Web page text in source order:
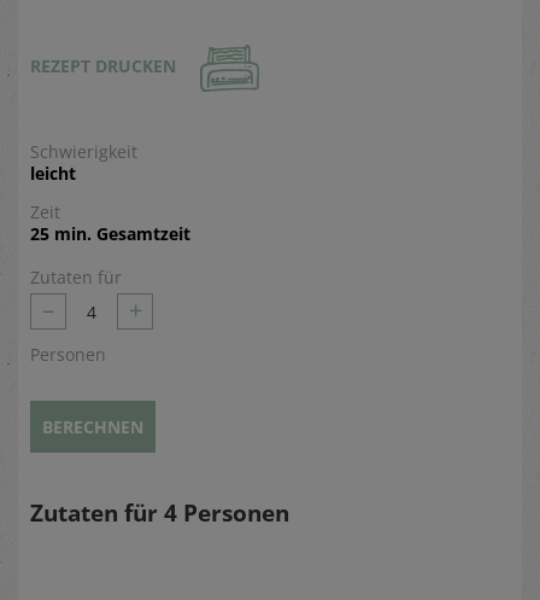
REZEPT DRUCKEN
Schwierigkeit
leicht
Zeit
25 min. Gesamtzeit
Zutaten für
– 4 +
Personen
BERECHNEN
Zutaten für 4 Personen